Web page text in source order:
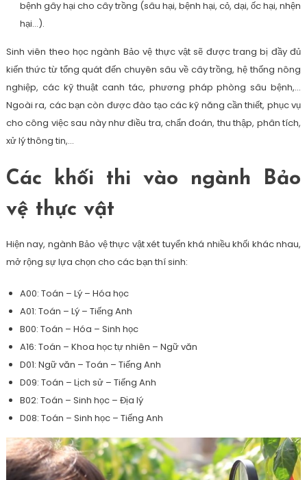
bệnh gây hại cho cây trồng (sâu hại, bệnh hại, cỏ, dại, ốc hại, nhện
hại…).
Sinh viên theo học ngành Bảo vệ thực vật sẽ được trang bị đầy đủ
kiến thức từ tổng quát đến chuyên sâu về cây trồng, hệ thống nông
nghiệp, các kỹ thuật canh tác, phương pháp phòng sâu bệnh,…
Ngoài ra, các bạn còn được đào tạo các kỹ năng cần thiết, phục vụ
cho công việc sau này như điều tra, chẩn đoán, thu thập, phân tích,
xử lý thông tin,…
Các khối thi vào ngành Bảo
vệ thực vật
Hiện nay, ngành Bảo vệ thực vật xét tuyển khá nhiều khối khác nhau,
mở rộng sự lựa chọn cho các bạn thí sinh:
A00: Toán – Lý – Hóa học
A01: Toán – Lý – Tiếng Anh
B00: Toán – Hóa – Sinh học
A16: Toán – Khoa học tự nhiên – Ngữ văn
D01: Ngữ văn – Toán – Tiếng Anh
D09: Toán – Lịch sử – Tiếng Anh
B02: Toán – Sinh học – Địa lý
D08: Toán – Sinh học – Tiếng Anh